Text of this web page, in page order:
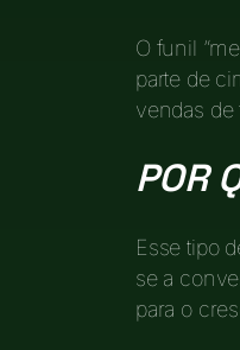
O funil
parte de
vendas de
POR
Esse tipo
se a
para o